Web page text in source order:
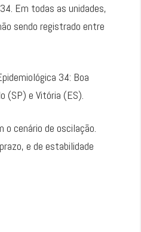
Em todas as unidades,
sendo registrado entre
34: Boa
(SP) e Vitória (ES).
cenário de oscilação.
e de estabilidade